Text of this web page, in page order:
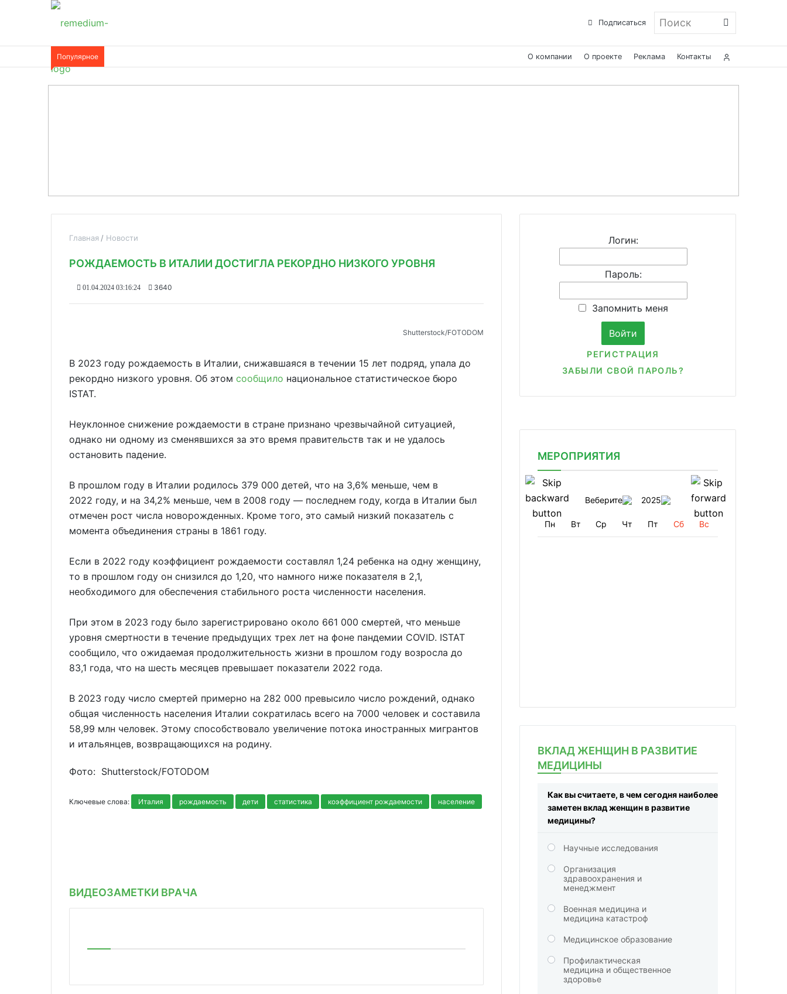
Подписаться Поиск
Популярное О компании О проекте Реклама Контакты
Главная Новости
РОЖДАЕМОСТЬ В ИТАЛИИ ДОСТИГЛА РЕКОРДНО НИЗКОГО УРОВНЯ
01.04.2024 03:16:24 3640
Shutterstoсk/FOTODOM
В 2023 году рождаемость в Италии, снижавшаяся в течении 15 лет подряд, упала до
рекордно низкого уровня. Об этом сообщило национальное статистическое бюро
ISTAT.
Неуклонное снижение рождаемости в стране признано чрезвычайной ситуацией,
однако ни одному из сменявшихся за это время правительств так и не удалось
остановить падение.
В прошлом году в Италии родилось 379 000 детей, что на 3,6% меньше, чем в
2022 году, и на 34,2% меньше, чем в 2008 году — последнем году, когда в Италии был
отмечен рост числа новорожденных. Кроме того, это самый низкий показатель с
момента объединения страны в 1861 году.
Если в 2022 году коэффициент рождаемости составлял 1,24 ребенка на одну женщину,
то в прошлом году он снизился до 1,20, что намного ниже показателя в 2,1,
необходимого для обеспечения стабильного роста численности населения.
При этом в 2023 году было зарегистрировано около 661 000 смертей, что меньше
уровня смертности в течение предыдущих трех лет на фоне пандемии COVID. ISTAT
сообщило, что ожидаемая продолжительность жизни в прошлом году возросла до
83,1 года, что на шесть месяцев превышает показатели 2022 года.
В 2023 году число смертей примерно на 282 000 превысило число рождений, однако
общая численность населения Италии сократилась всего на 7000 человек и составила
58,99 млн человек. Этому способствовало увеличение потока иностранных мигрантов
и итальянцев, возвращающихся на родину.
Фото: Shutterstoсk/FOTODOM
Ключевые слова: Италия рождаемость дети статистика коэффициент рождаемости население
ВИДЕОЗАМЕТКИ ВРАЧА
Логин:
Пароль:
Запомнить меня
РЕГИСТРАЦИЯ
ЗАБЫЛИ СВОЙ ПАРОЛЬ?
МЕРОПРИЯТИЯ
Веберите 2025
Пн Вт Ср Чт Пт Сб Вс
ВКЛАД ЖЕНЩИН В РАЗВИТИЕ
МЕДИЦИНЫ
Как вы считаете, в чем сегодня наиболее
заметен вклад женщин в развитие
медицины?
Научные исследования
Организация
здравоохранения и
менеджмент
Военная медицина и
медицина катастроф
Медицинское образование
Профилактическая
медицина и общественное
здоровье